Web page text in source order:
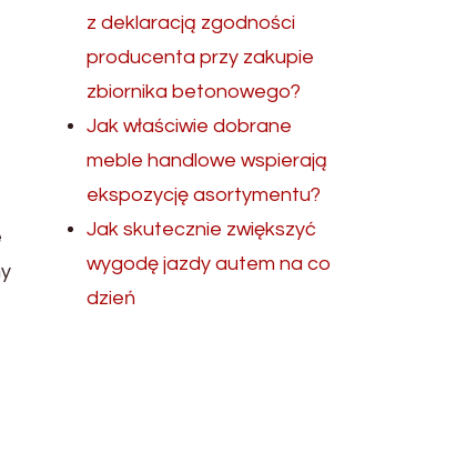
z deklaracją zgodności
producenta przy zakupie
zbiornika betonowego?
Jak właściwie dobrane
meble handlowe wspierają
ekspozycję asortymentu?
Jak skutecznie zwiększyć
wygodę jazdy autem na co
dzień